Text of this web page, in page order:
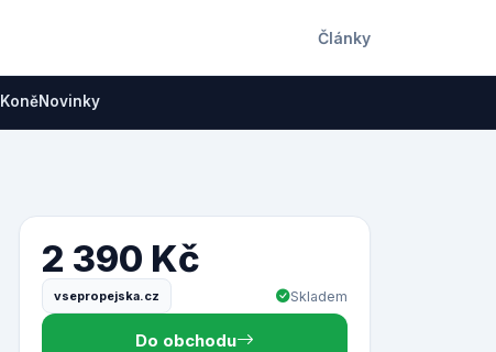
Články
KoněNovinky
2 390 Kč
vsepropejska.cz Skladem
Do obchodu